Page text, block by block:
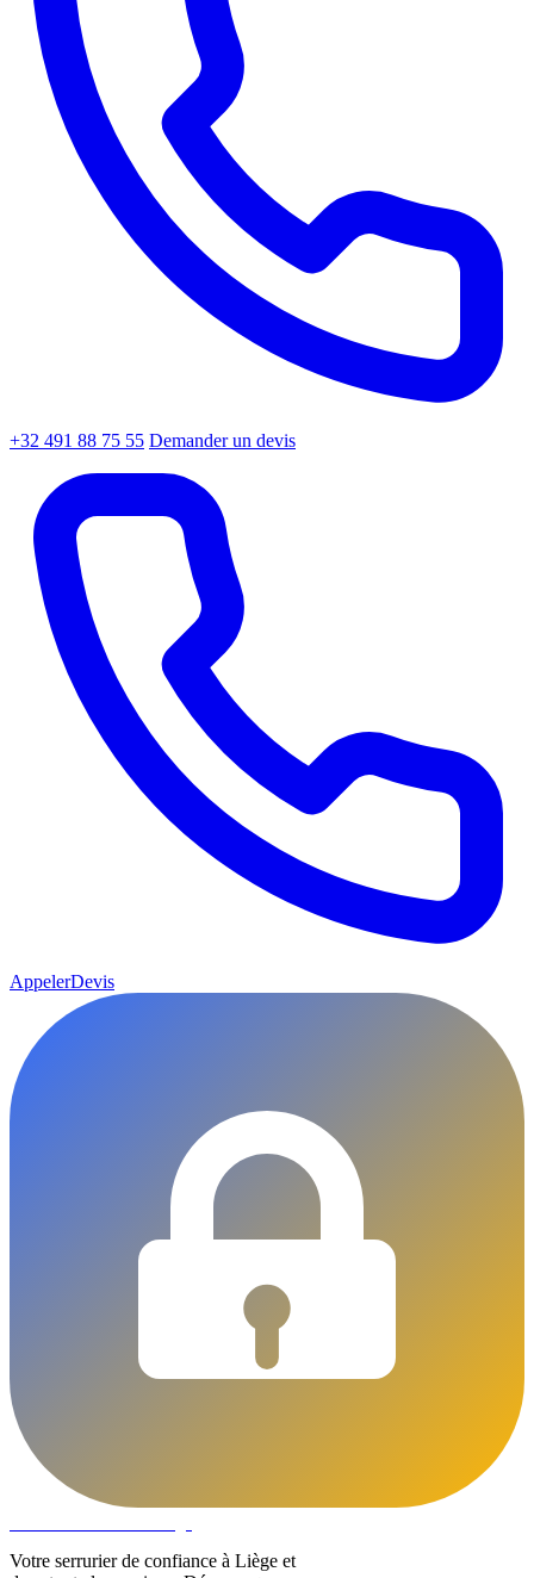
+32 491 88 75 55 Demander un devis
AppelerDevis
Votre serrurier de confiance à Liège et